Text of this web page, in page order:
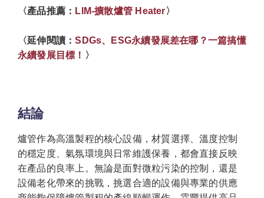
〈產品推薦： LIM-擴散爐管 Heater〉
〈延伸閱讀：SDGs、ESG永續發展差在哪？一篇搞懂
永續發展目標！ 〉
結論
爐管作為高溫製程的核心設備，材質選擇、溫度控制
的穩定度、氣氛環境與日常維護保養，都會直接反映
在產品的良率上。無論是面對微粒污染的控制，還是
設備老化帶來的挑戰，挑選合適的設備與專業的供應